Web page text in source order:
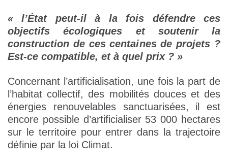
« l’État peut-il à la fois défendre ces
objectifs écologiques et soutenir la
construction de ces centaines de projets ?
Est-ce compatible, et à quel prix ? »
Concernant l’artificialisation, une fois la part de
l’habitat collectif, des mobilités douces et des
énergies renouvelables sanctuarisées, il est
encore possible d’artificialiser 53 000 hectares
sur le territoire pour entrer dans la trajectoire
définie par la loi Climat.